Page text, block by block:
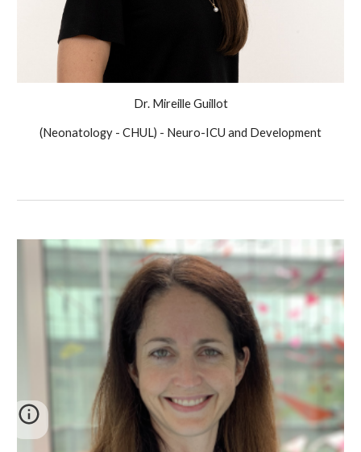
Dr. Mireille Guillot
(Neonatology - CHUL) - Neuro-ICU and Development